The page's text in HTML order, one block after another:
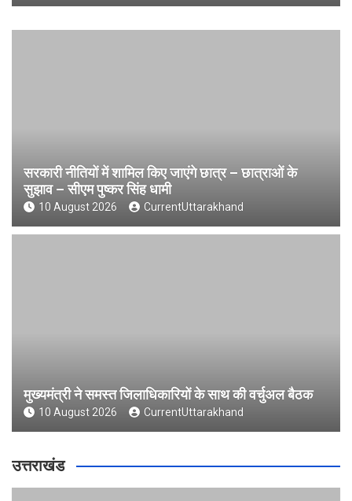
सरकारी नीतियों में शामिल किए जाएंगे छात्र – छात्राओं के
सुझाव – सीएम पुष्कर सिंह धामी
10 August 2026 CurrentUttarakhand
मुख्यमंत्री ने समस्त जिलाधिकारियों के साथ की वर्चुअल बैठक
10 August 2026 CurrentUttarakhand
उत्तराखंड